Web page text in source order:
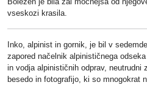
vseskozi krasila.
Inko, alpinist in gornik, je bil v
zapored načelnik alpinističnega
in vodja alpinističnih odprav, neutrudni
besedo in fotografijo, ki so mnogokrat